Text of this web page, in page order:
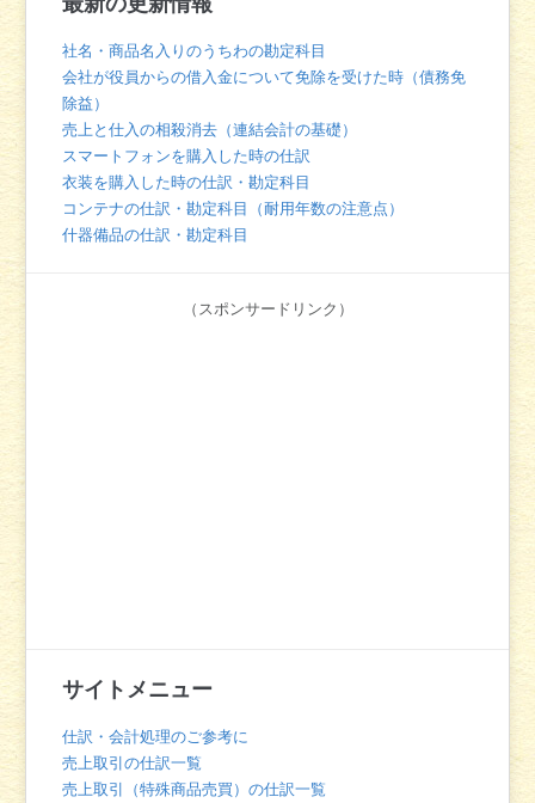
社名・商品名入りのうちわの勘定科目
会社が役員からの借入金について免除を受けた時（債務免
除益）
売上と仕入の相殺消去（連結会計の基礎）
スマートフォンを購入した時の仕訳
衣装を購入した時の仕訳・勘定科目
コンテナの仕訳・勘定科目（耐用年数の注意点）
什器備品の仕訳・勘定科目
（スポンサードリンク）
サイトメニュー
仕訳・会計処理のご参考に
売上取引の仕訳一覧
売上取引（特殊商品売買）の仕訳一覧